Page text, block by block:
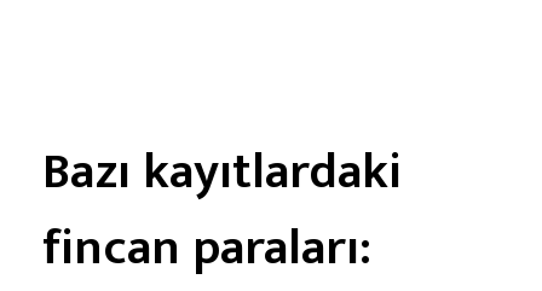
i
v
A
Bazı kayıtlardaki
fincan paraları: